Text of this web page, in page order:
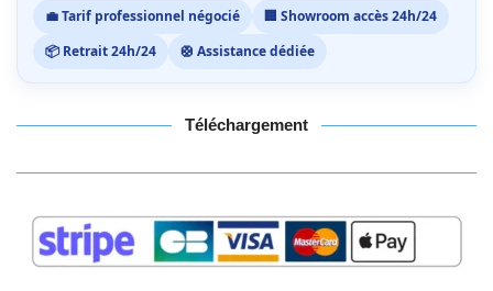
💼 Tarif professionnel négocié
🏢 Showroom accès 24h/24
📦 Retrait 24h/24
🛟 Assistance dédiée
Téléchargement